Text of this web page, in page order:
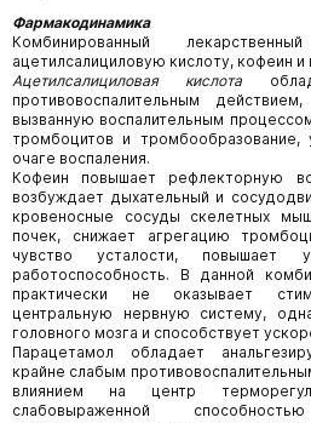
Фармакодинамика
Комбинированный
ацетилсалициловую кислоту, кофеин и
Ацетилсалициловая кислота
противовоспалительным
вызванную воспалительным
тромбоцитов и тромбообразование,
очаге воспаления.
Кофеин повышает рефлекторную
возбуждает дыхательный и
кровеносные сосуды скелетных
почек, снижает агрегацию
чувство усталости, повышает
работоспособность. В данной
практически не оказывает
центральную нервную систему,
головного мозга и способствует
Парацетамол обладает
крайне слабым
влиянием на центр
слабовыраженной